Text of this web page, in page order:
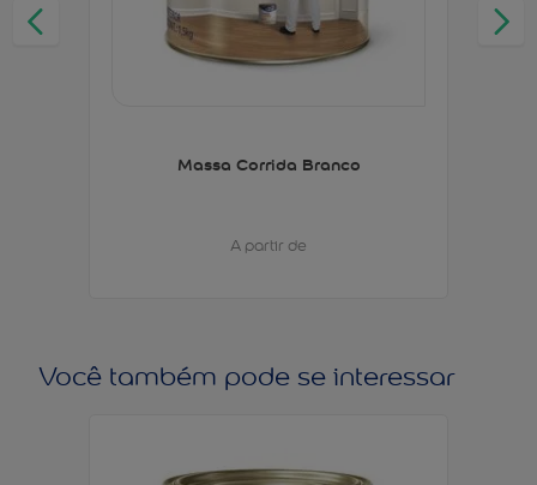
Massa Corrida Branco
A partir de
Você também pode se interessar